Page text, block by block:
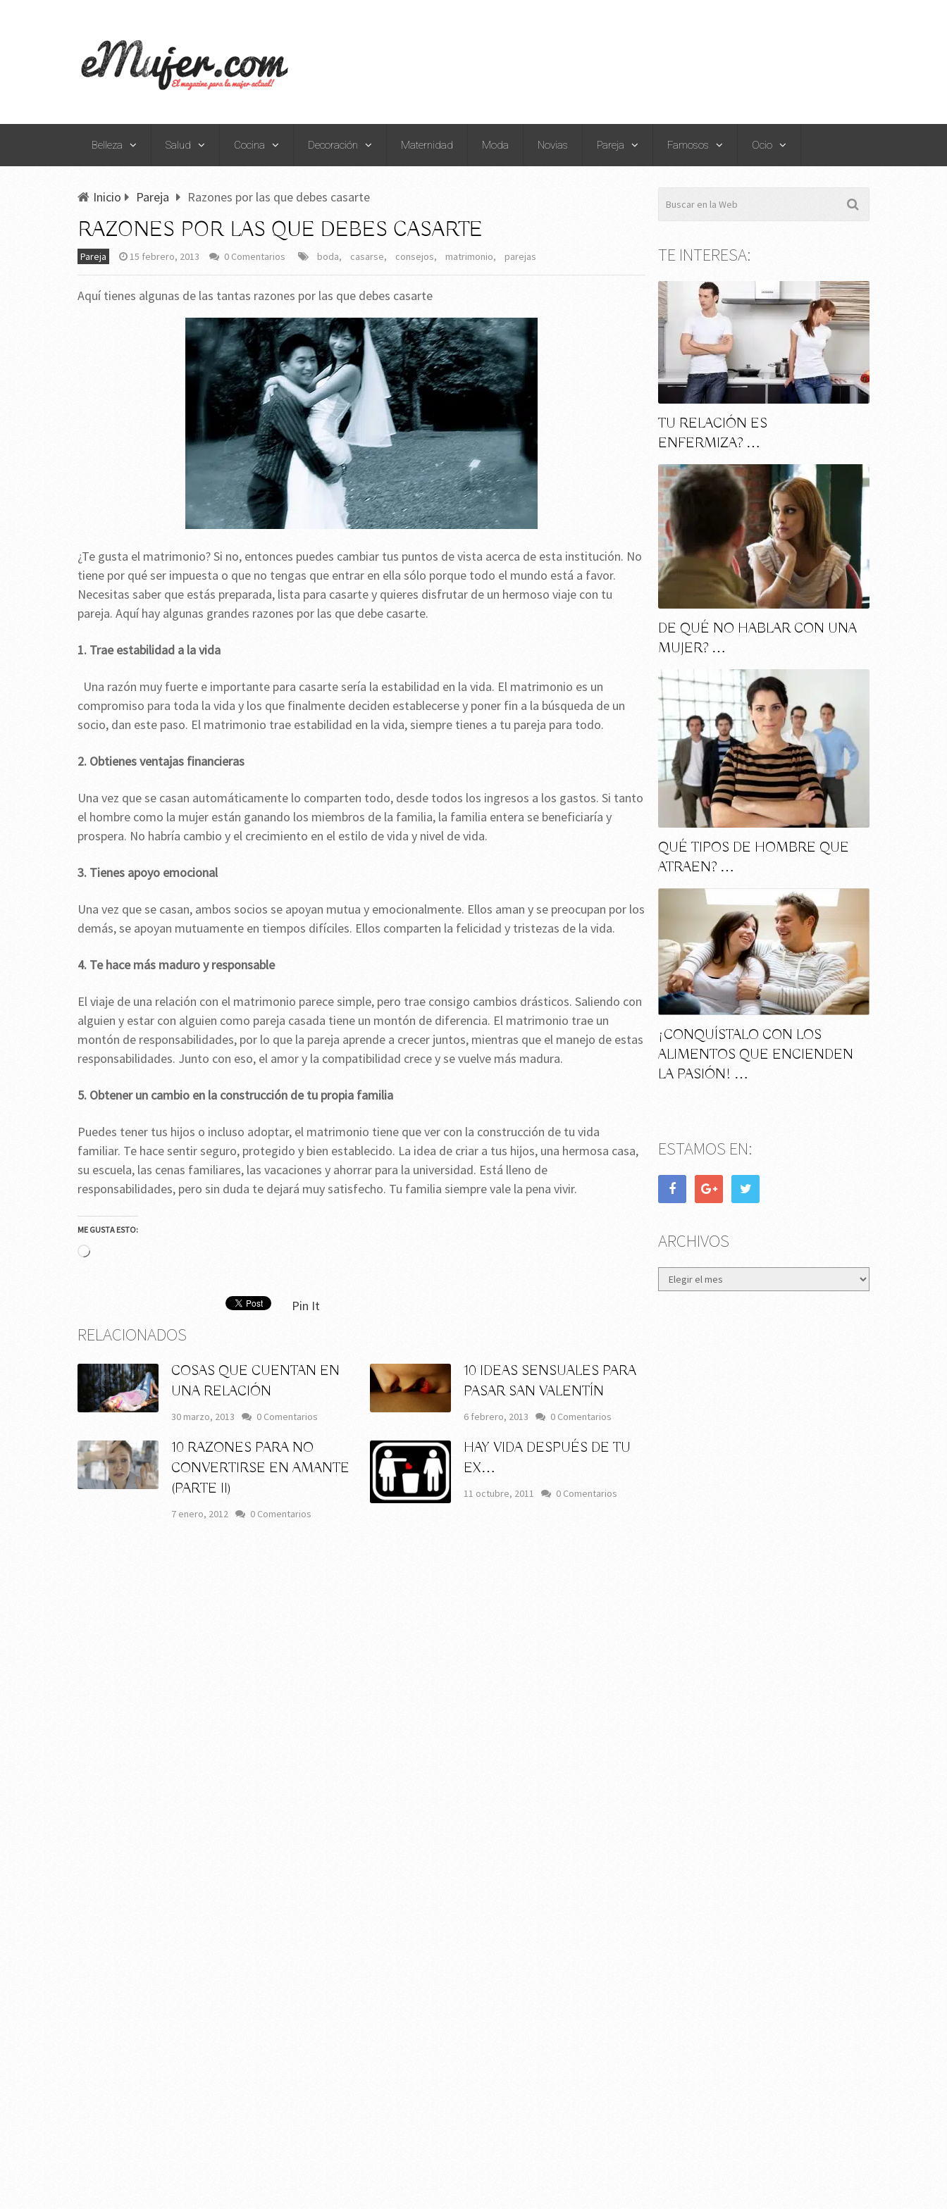
Belleza Salud Cocina Decoración Maternidad Moda Novias Pareja Famosos Ocio
Inicio Pareja Razones por las que debes casarte
RAZONES POR LAS QUE DEBES CASARTE
Pareja 15 febrero, 2013 0 Comentarios boda, casarse, consejos, matrimonio, parejas
Aquí tienes algunas de las tantas razones por las que debes casarte
¿Te gusta el matrimonio? Si no, entonces puedes cambiar tus puntos de vista acerca de esta institución. No
tiene por qué ser impuesta o que no tengas que entrar en ella sólo porque todo el mundo está a favor.
Necesitas saber que estás preparada, lista para casarte y quieres disfrutar de un hermoso viaje con tu
pareja. Aquí hay algunas grandes razones por las que debe casarte.
1. Trae estabilidad a la vida
Una razón muy fuerte e importante para casarte sería la estabilidad en la vida. El matrimonio es un
compromiso para toda la vida y los que finalmente deciden establecerse y poner fin a la búsqueda de un
socio, dan este paso. El matrimonio trae estabilidad en la vida, siempre tienes a tu pareja para todo.
2. Obtienes ventajas financieras
Una vez que se casan automáticamente lo comparten todo, desde todos los ingresos a los gastos. Si tanto
el hombre como la mujer están ganando los miembros de la familia, la familia entera se beneficiaría y
prospera. No habría cambio y el crecimiento en el estilo de vida y nivel de vida.
3. Tienes apoyo emocional
Una vez que se casan, ambos socios se apoyan mutua y emocionalmente. Ellos aman y se preocupan por los
demás, se apoyan mutuamente en tiempos difíciles. Ellos comparten la felicidad y tristezas de la vida.
4. Te hace más maduro y responsable
El viaje de una relación con el matrimonio parece simple, pero trae consigo cambios drásticos. Saliendo con
alguien y estar con alguien como pareja casada tiene un montón de diferencia. El matrimonio trae un
montón de responsabilidades, por lo que la pareja aprende a crecer juntos, mientras que el manejo de estas
responsabilidades. Junto con eso, el amor y la compatibilidad crece y se vuelve más madura.
5. Obtener un cambio en la construcción de tu propia familia
Puedes tener tus hijos o incluso adoptar, el matrimonio tiene que ver con la construcción de tu vida
familiar. Te hace sentir seguro, protegido y bien establecido. La idea de criar a tus hijos, una hermosa casa,
su escuela, las cenas familiares, las vacaciones y ahorrar para la universidad. Está lleno de
responsabilidades, pero sin duda te dejará muy satisfecho. Tu familia siempre vale la pena vivir.
ME GUSTA ESTO:
Cargando...
Pin It
RELACIONADOS
COSAS QUE CUENTAN EN
UNA RELACIÓN
30 marzo, 2013 0 Comentarios
10 IDEAS SENSUALES PARA
PASAR SAN VALENTÍN
6 febrero, 2013 0 Comentarios
10 RAZONES PARA NO
CONVERTIRSE EN AMANTE
(PARTE II)
7 enero, 2012 0 Comentarios
HAY VIDA DESPUÉS DE TU
EX…
11 octubre, 2011 0 Comentarios
TE INTERESA:
TU RELACIÓN ES
ENFERMIZA? …
DE QUÉ NO HABLAR CON UNA
MUJER? …
QUÉ TIPOS DE HOMBRE QUE
ATRAEN? …
¡CONQUÍSTALO CON LOS
ALIMENTOS QUE ENCIENDEN
LA PASIÓN! …
ESTAMOS EN:
ARCHIVOS
Archivos